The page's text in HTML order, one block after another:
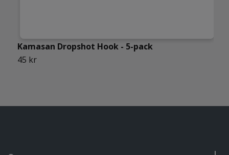
Kamasan Dropshot Hook - 5-pack
45 kr